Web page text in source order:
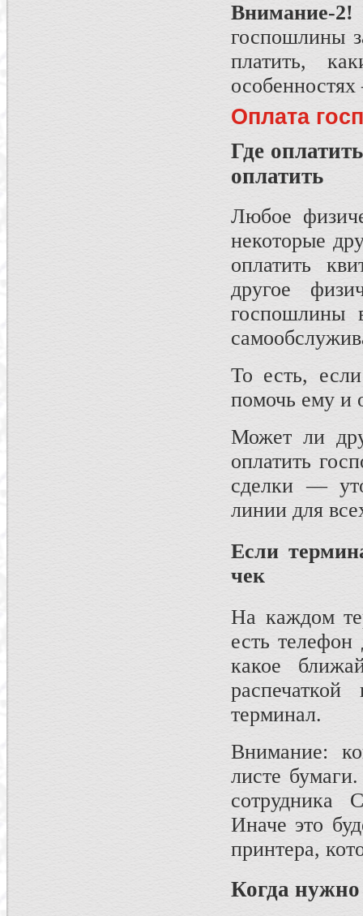
Внимание-2!
госпошлины
платить,
Оплата
Где
оплатить
Любое
некоторые
оплатить
другое
госпошлины
То есть,
помочь ему и
Может ли
оплатить
сделки —
линии для
Если
чек
На каждом
есть
какое
терминал.
Внимание:
листе
сотрудника
Иначе это
принтера,
Когда нужно